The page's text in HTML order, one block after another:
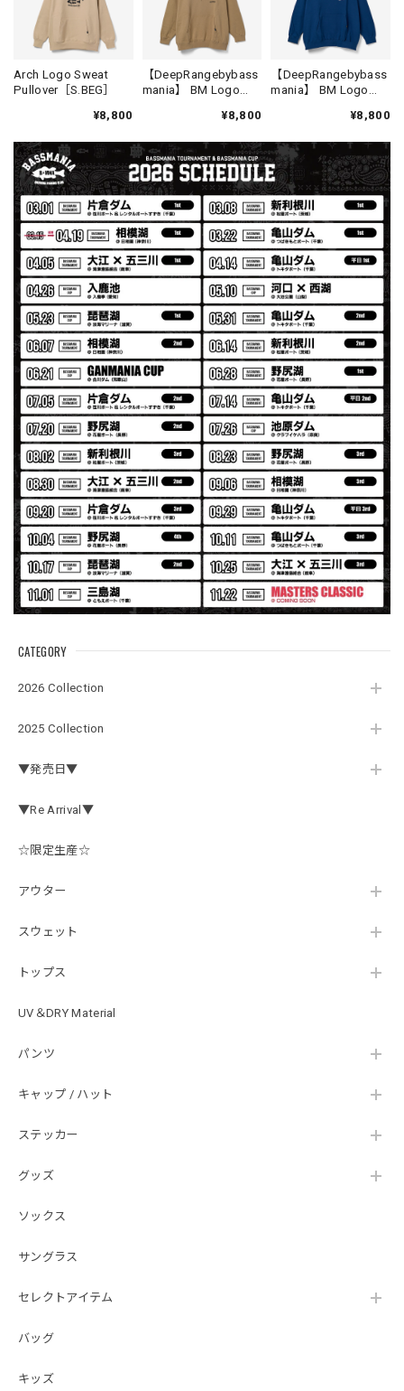
CATEGORY
2026 Collection
2025 Collection
▼発売日▼
▼Re Arrival▼
☆限定生産☆
アウター
スウェット
トップス
UV＆DRY Material
パンツ
キャップ / ハット
ステッカー
グッズ
ソックス
サングラス
セレクトアイテム
バッグ
キッズ
【Double.H】MIR
Daeun / BlackSilver
2026/07/31
MIR届きました。発送まで迅速に対応して頂きありがとうご
ざいました。
【Seamania】Uv Rush Cool Logo Zip Parka［BLK］［LIMITED］
ブラック L
2026/07/30
発送も早く着心地最高！！！！ セットアップで短パンも買
えば良かった！！
Logo Sweat Zip Parka [ASH GRY]
アッシュグレー XXL
2026/07/30
夏の早朝 少し肌寒い時一枚羽織りたい時ちょうど良い。
秋 冬 春 中でも外でも、ちょっと良い。厚めの生地がし
っかりしていて、タウンユースでも、気分良く歩けます。
Electric Motor Wire Code Jacket
2026/07/30
ネオプレーンの生地のしなやかな品で、何にでも使えるバス
マニアファンには、欠かせないアイテムですよ。ワイヤージ
ャケットは、もちろん 車内の、ロッドバーにマッチして、
気分も上がります。
定です。 可愛いですよ。 生地もしっかりしていて良かった
はじめて利用しましたが、商品の梱包も問題なく大変迅速に
ジが同封されており、気遣いの行き届いた対応だなと感じま
後は購入したルアーで実釣するのみです！ ありがとうござい
【DeepRangebybassmania】Active Summer Cargo Pants［BLACK］
Arch Logo Sweat
Pullover［S.BEG］
¥8,800
【DeepRangebybass
mania】 BM Logo
¥8,800
【DeepRangebybass
mania】 BM Logo
¥8,800